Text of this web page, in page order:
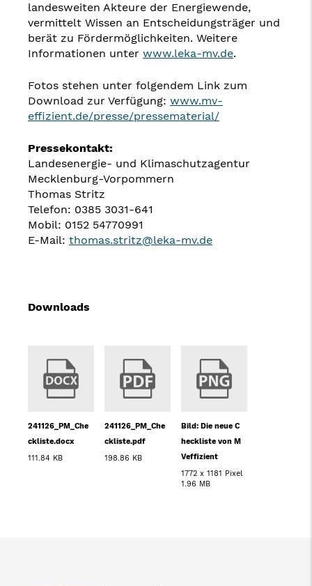
landesweiten Akteure der Energiewende,
vermittelt Wissen an Entscheidungsträger und
berät zu Fördermöglichkeiten. Weitere
Informationen unter www.leka-mv.de.
Fotos stehen unter folgendem Link zum
Download zur Verfügung: www.mv-
effizient.de/presse/pressematerial/
Pressekontakt:
Landesenergie- und Klimaschutzagentur
Mecklenburg-Vorpommern
Thomas Stritz
Telefon: 0385 3031-641
Mobil: 0152 54770991
E-Mail: thomas.stritz@leka-mv.de
Downloads
241126_PM_Che
ckliste.docx
111.84 KB
241126_PM_Che
ckliste.pdf
198.86 KB
Bild: Die neue C
heckliste von M
Veffizient
1772 x 1181 Pixel
1.96 MB